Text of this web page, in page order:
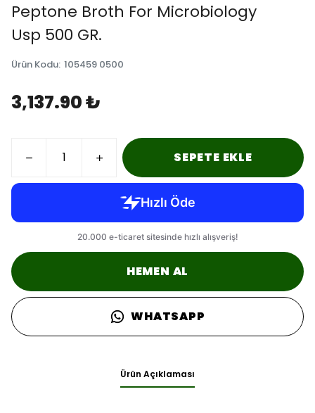
Peptone Broth For Microbiology
Usp 500 GR.
Ürün Kodu: 105459 0500
3,137.90 ₺
SEPETE EKLE
HEMEN AL
WHATSAPP
Ürün Açıklaması